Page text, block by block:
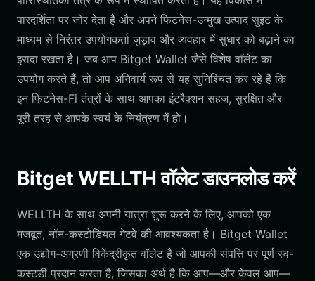
पारदर्शिता पर जोर देता है और अपने फिटनेस-उन्मुख उत्पाद सुइट के
माध्यम से निरंतर उपयोगकर्ता जुड़ाव और व्यवहार में सुधार को बढ़ाने का
इरादा रखता है। जब आप Bitget Wallet जैसे विशेष वॉलेट का
उपयोग करते हैं, तो आप अनिवार्य रूप से यह सुनिश्चित कर रहे हैं कि
इन फिटनेस-Fi तंत्रों के साथ आपका इंटरैक्शन सहज, सुरक्षित और
पूरी तरह से आपके स्वयं के नियंत्रण में हो।
Bitget WELLTH वॉलेट डाउनलोड करें
WELLTH के साथ अपनी यात्रा शुरू करने के लिए, आपको एक
मजबूत, नॉन-कस्टोडियल गेटवे की आवश्यकता है। Bitget Wallet
एक उद्योग-अग्रणी विकेंद्रीकृत वॉलेट है जो आपकी संपत्ति पर पूर्ण स्व-
कस्टडी प्रदान करता है, जिसका अर्थ है कि आप—और केवल आप—